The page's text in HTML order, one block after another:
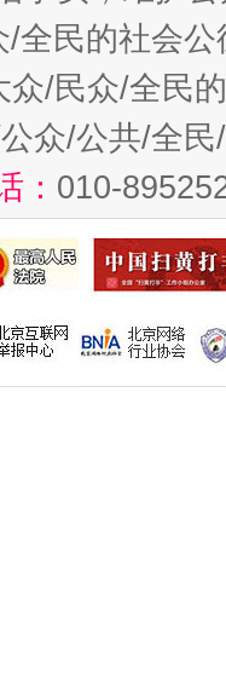
民的社会公
众/民众/全民
众/公共/全
： 010-